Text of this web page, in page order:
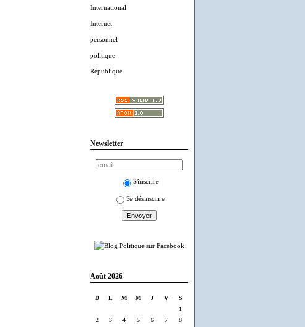
International
Internet
personnel
politique
République
Newsletter
S'inscrire
Se désinscrire
Août 2026
D L M M J V
S
1
2
3 4 5 6 7
8